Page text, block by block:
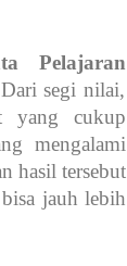
Pelajaran
segi nilai,
yang cukup
mengalami
hasil tersebut
jauh lebih